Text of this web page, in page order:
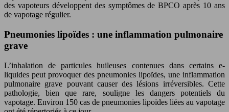
des vapoteurs développent des symptômes de BPCO après 10 ans
de vapotage régulier.
Pneumonies lipoïdes : une inflammation pulmonaire
grave
L’inhalation de particules huileuses contenues dans certains e-
liquides peut provoquer des pneumonies lipoïdes, une inflammation
pulmonaire grave pouvant causer des lésions irréversibles. Cette
pathologie, bien que rare, souligne les dangers potentiels du
vapotage. Environ 150 cas de pneumonies lipoïdes liées au vapotage